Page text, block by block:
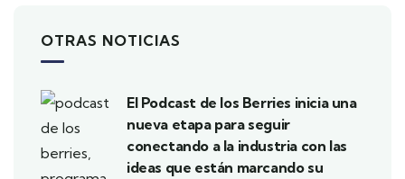
OTRAS NOTICIAS
El Podcast de los Berries inicia una
nueva etapa para seguir
conectando a la industria con las
ideas que están marcando su